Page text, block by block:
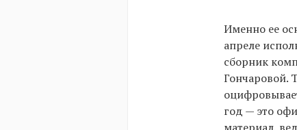
Именно ее
апреле
сборник
Гончаровой.
год — это
материал,